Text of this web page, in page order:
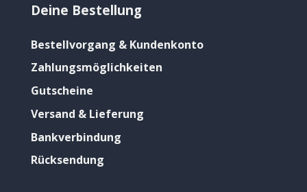
Deine Bestellung
Bestellvorgang & Kundenkonto
Zahlungsmöglichkeiten
Gutscheine
Versand & Lieferung
Bankverbindung
Rücksendung